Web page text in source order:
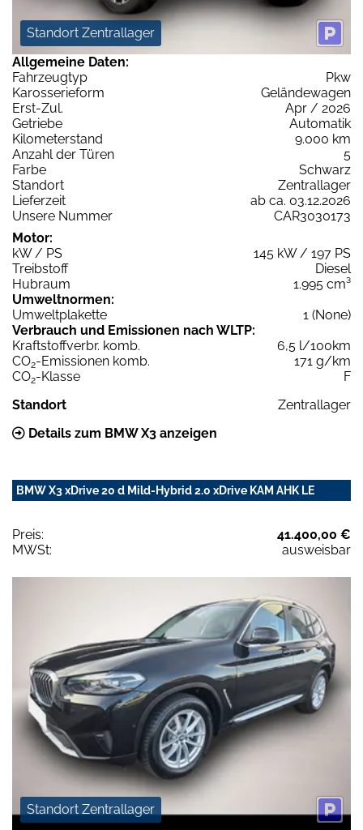
Standort Zentrallager
Allgemeine Daten:
Fahrzeugtyp
Pkw
Karosserieform
Geländewagen
Erst-Zul.
Apr / 2026
Getriebe
Automatik
Kilometerstand
9.000 km
Anzahl der Türen
5
Farbe
Schwarz
Standort
Zentrallager
Lieferzeit
ab ca. 03.12.2026
Unsere Nummer
CAR3030173
Motor:
kW / PS
145 kW / 197 PS
Treibstoff
Diesel
Hubraum
1.995 cm³
Umweltnormen:
Umweltplakette
1 (None)
Verbrauch und Emissionen nach WLTP:
Kraftstoffverbr. komb.
6,5 l/100km
CO2-Emissionen komb.
171 g/km
CO2-Klasse
F
Standort
Zentrallager
Details zum BMW X3 anzeigen
BMW X3 xDrive 20 d Mild-Hybrid 2.0 xDrive KAM AHK LE
Preis:
41.400,00 €
MWSt:
ausweisbar
Standort Zentrallager